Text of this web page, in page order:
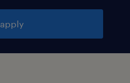
apply